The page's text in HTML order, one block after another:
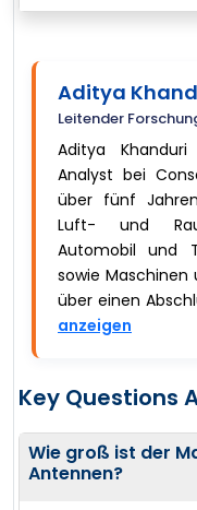
Aditya
Leitender
Aditya
Analyst bei
über fünf
Luft- und
Automobil und
sowie
über einen
anzeigen
Key Questions
Wie groß ist der
Antennen?